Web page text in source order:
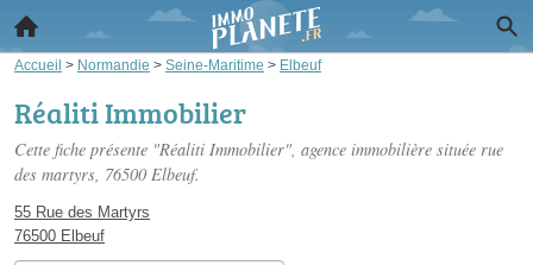
Accueil > Normandie > Seine-Maritime > Elbeuf
Réaliti Immobilier
Cette fiche présente "Réaliti Immobilier", agence immobilière située rue
des martyrs, 76500 Elbeuf.
55 Rue des Martyrs
76500 Elbeuf